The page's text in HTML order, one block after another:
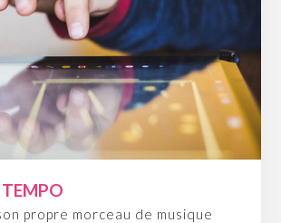
propre morceau de musique